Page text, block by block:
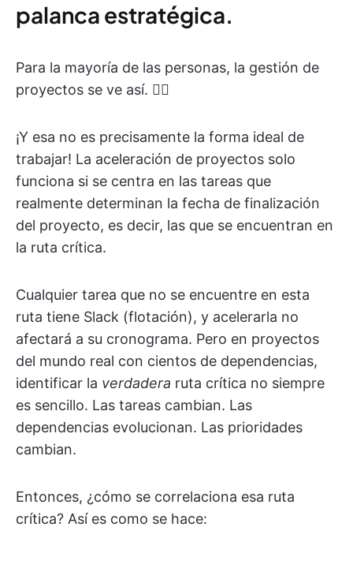
palanca estratégica.
Para la mayoría de las personas, la gestión de
proyectos se ve así. 👇🏼
¡Y esa no es precisamente la forma ideal de
trabajar! La aceleración de proyectos solo
funciona si se centra en las tareas que
realmente determinan la fecha de finalización
del proyecto, es decir, las que se encuentran en
la ruta crítica.
Cualquier tarea que no se encuentre en esta
ruta tiene Slack (flotación), y acelerarla no
afectará a su cronograma. Pero en proyectos
del mundo real con cientos de dependencias,
identificar la verdadera ruta crítica no siempre
es sencillo. Las tareas cambian. Las
dependencias evolucionan. Las prioridades
cambian.
Entonces, ¿cómo se correlaciona esa ruta
crítica? Así es como se hace: